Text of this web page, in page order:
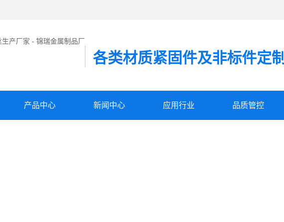
各类材质紧固件及非标件定制
产品中心 新闻中心 应用行业 品质管控